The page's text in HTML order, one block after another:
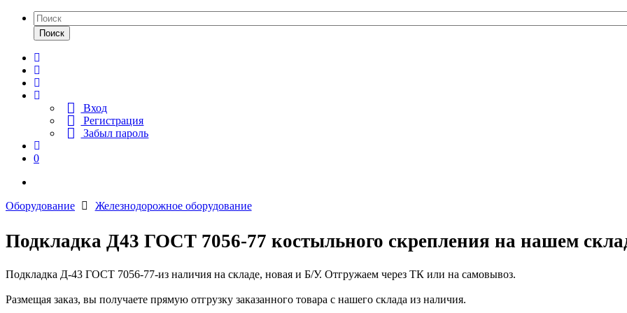
Поиск
Вход
Регистрация
Забыл пароль
0
Оборудование Железнодорожное оборудование
Подкладка Д43 ГОСТ 7056-77 костыльного скрепления на нашем
Подкладка Д-43 ГОСТ 7056-77-из наличия на складе, новая и Б/У. Отгружаем через ТК или на самовывоз.
Размещая заказ, вы получаете прямую отгрузку заказанного товара с нашего склада из наличия.